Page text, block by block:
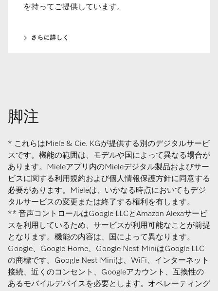
を持ってご提供しています。
さらに詳しく
脚注
* これらはMiele & Cie. KGが提供する別のデジタルサービ
スです。機能の範囲は、モデルや国によって異なる場合が
あります。Mieleアプリ内のMieleデジタル製品およびサー
ビスに関する利用規約および個人情報保護方針に同意する
必要があります。Mieleは、いかなる時点においてもデジ
タルサービスの変更または終了する権利を有します。
** 音声コントロールはGoogle LLCとAmazon Alexaサービ
スを利用しているため、サービスが利用可能なことが前提
となります。機能の内容は、国によって異なります。
Google、Google Home、Google Nest MiniはGoogle LLC
の商標です。Google Nest Miniは、WiFi、インターネット
接続、近くのコンセント、Googleアカウント、互換性の
あるモバイルデバイスを必要とします。オペレーティング